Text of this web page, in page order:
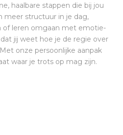
haalbare stappen die bij jou
meer structuur in je dag,
of leren omgaan met emotie-
jij weet hoe je de regie over
onze persoonlijke aanpak
waar je trots op mag zijn.